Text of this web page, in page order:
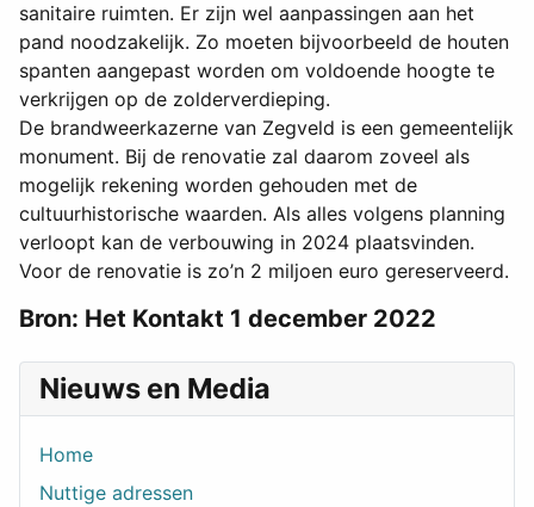
Nieuws en Media
Home
Nuttige adressen
sanitaire ruimten. Er zijn wel aanpassingen aan het
pand noodzakelijk. Zo moeten bijvoorbeeld de houten
spanten aangepast worden om voldoende hoogte te
verkrijgen op de zolderverdieping.
De brandweerkazerne van Zegveld is een gemeentelijk
monument. Bij de renovatie zal daarom zoveel als
mogelijk rekening worden gehouden met de
cultuurhistorische waarden. Als alles volgens planning
verloopt kan de verbouwing in 2024 plaatsvinden.
Voor de renovatie is zo’n 2 miljoen euro gereserveerd.
Bron: Het Kontakt 1 december 2022